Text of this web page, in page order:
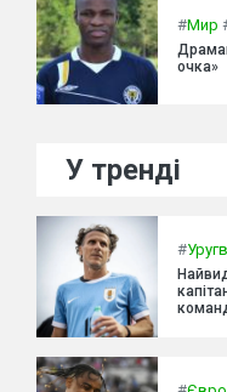
#Мир
очка»
У тренді
#